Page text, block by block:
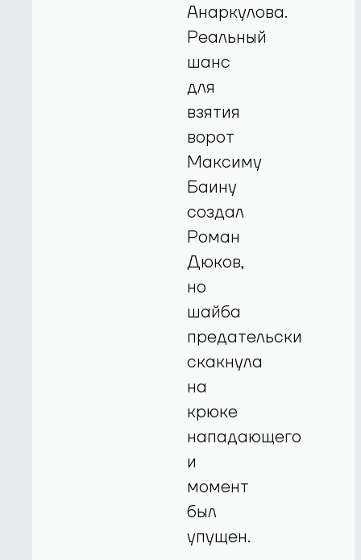
Анаркулова.
Реальный
шанс
для
взятия
ворот
Максиму
Баину
создал
Роман
Дюков,
но
шайба
предательски
скакнула
на
крюке
нападающего
и
момент
был
упущен.